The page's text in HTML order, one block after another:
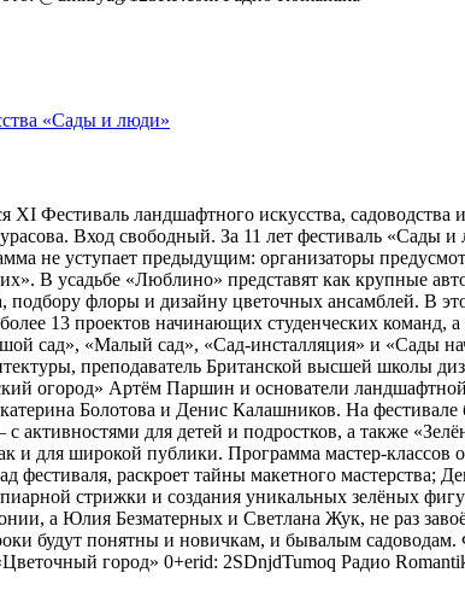
XI Фестиваль ландшафтного искусства,
Вход свободный. За 11 лет фестиваль «Сады и
не уступает предыдущим: организаторы
В усадьбе «Люблино» представят как крупные
подбору флоры и дизайну цветочных ансамблей. В
13 проектов начинающих студенческих
сад», «Малый сад», «Сад-инсталляция» и «Сады
преподаватель Британской высшей школы
огород» Артём Паршин и основатели
Болотова и Денис Калашников. На фестивале
для детей и подростков, а также
для широкой публики. Программа мастер-классов
фестиваля, раскроет тайны макетного мастерства;
стрижки и создания уникальных зелёных
а Юлия Безматерных и Светлана Жук, не раз
будут понятны и новичкам, и бывалым
город» 0+erid: 2SDnjdTumoq Радио